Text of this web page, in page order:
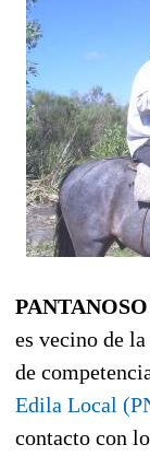
es vecino de la
de
Edila Local
contacto con